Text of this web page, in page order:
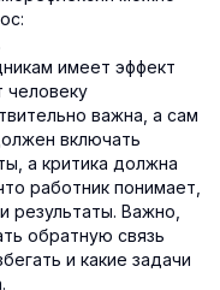
имеет эффект
человеку
важна, а сам
включать
а критика должна
работник понимает,
результаты. Важно,
обратную связь
и какие задачи